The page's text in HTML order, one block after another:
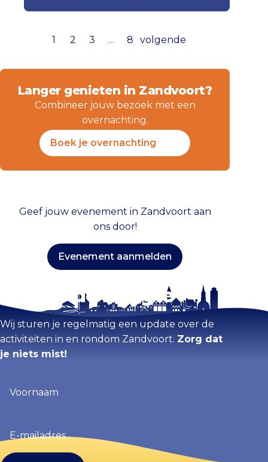
1 2 3 … 8 volgende
Langer genieten in Zandvoort?
Combineer jouw bezoek met een
overnachting.
Boek je overnachting
Geef jouw evenement in Zandvoort aan
ons door!
Evenement aanmelden
Blijf op de hoogte
Wij sturen je regelmatig een update over de
activiteiten in en rondom Zandvoort. Zorg dat
je niets mist!
(Vereist)
mailadres
(Vereist)